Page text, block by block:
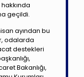
geçildi.
ayından bu
odalarda
destekleri
Bakanlığı,